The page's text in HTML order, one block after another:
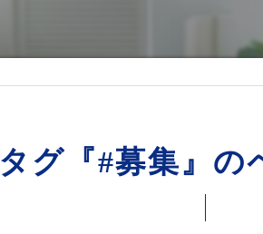
タグ『#募集』の